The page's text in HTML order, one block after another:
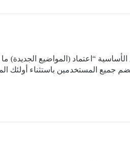
الأساسية “اعتماد (المواضيع الجديدة)
جميع المستخدمين باستثناء أولئك